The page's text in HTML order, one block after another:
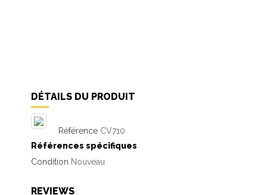
DÉTAILS DU PRODUIT
Référence CV710
Références spécifiques
Condition Nouveau
REVIEWS